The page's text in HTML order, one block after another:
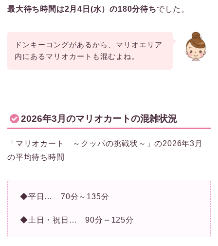
最大待ち時間は2月4日(水）の180分待ちでした。
ドンキーコングがあるから、マリオエリア
内にあるマリオカートも混むよね。
2026年3月のマリオカートの混雑状況
「マリオカート ～クッパの挑戦状～」の2026年3月
の平均待ち時間
◆平日… 70分～135分
◆土日・祝日… 90分～125分